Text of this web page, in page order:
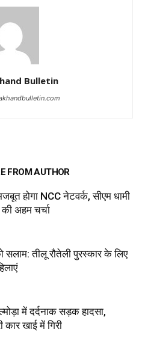
Bulletin
FROM AUTHOR
होगा NCC नेटवर्क, सीएम धामी
अहम चर्चा
सलाम: तीलू रौतेली पुरस्कार के लिए
में दर्दनाक सड़क हादसा,
कार खाई में गिरी